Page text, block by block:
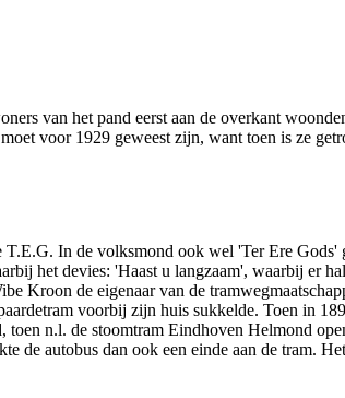
van het pand eerst aan de overkant
voor 1929 geweest zijn, want toen is ze
In de volksmond ook wel 'Ter Ere
het devies: 'Haast u langzaam', waarbij er
Kroon de eigenaar van de
voorbij zijn huis sukkelde. Toen in
n.l. de stoomtram Eindhoven Helmond
de autobus dan ook een einde aan de tram.